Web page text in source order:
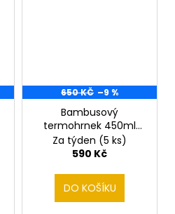
650 KČ –9 %
Bambusový
termohrnek 450ml
Kytara
Za týden (5 ks)
590 Kč
DO KOŠÍKU